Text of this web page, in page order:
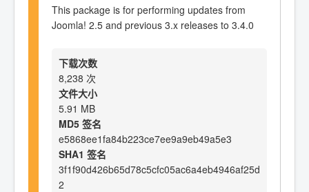
This package is for performing updates from
Joomla! 2.5 and previous 3.x releases to 3.4.0
下载次数
8,238 次
文件大小
5.91 MB
MD5 签名
e5868ee1fa84b223ce7ee9a9eb49a5e3
SHA1 签名
3f1f90d426b65d78c5cfc05ac6a4eb4946af25d
2